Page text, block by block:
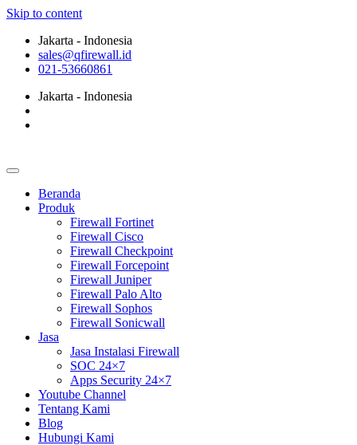
Skip to content
Jakarta - Indonesia
sales@qfirewall.id
021-53660861
Jakarta - Indonesia
Beranda
Produk
Firewall Fortinet
Firewall Cisco
Firewall Checkpoint
Firewall Forcepoint
Firewall Juniper
Firewall Palo Alto
Firewall Sophos
Firewall Sonicwall
Jasa
Jasa Instalasi Firewall
SOC 24×7
Apps Security 24×7
Youtube Channel
Tentang Kami
Blog
Hubungi Kami